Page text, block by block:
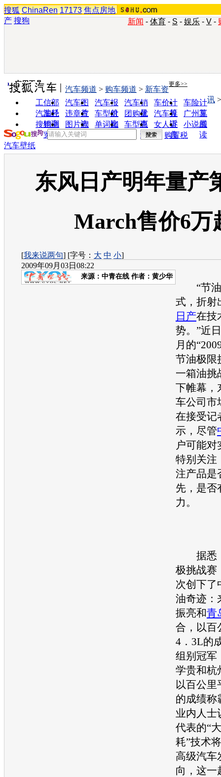
搜狐 ChinaRen 17173 焦点房地
产 搜狗 新闻 - 体育 - S - 娱乐 - V -
实用工具 更多>>
工信部
油耗
汽车图
片
汽车报
价
汽车销
量
车价计
算
车险计
算
汽车经
销商
违章查
询
车型对
比
团购优
惠
汽车投
诉
广州车
展
搜狗浏
览器
图片欣
赏
单词翻
车型查
询
女人宝
典
小说阅
读
汽车频道 > 购车频道 > 新车资
讯
购置税
汽车壁纸
东风日产明年量产
March售价6万
[我来说两句] [字号： 大 中 小]
2009年09月03日08:22
来源： 中青在线 作者：黄少华
“节油
式，折射
日产在技
势。”近
月的
节油极限
一箱油挑
下帷幕，
车公司市
在接受记
示，尽管
户可能对
特别关注
注产品是
先，是否
力。
据悉，
极挑战赛
次创下了
油奇迹：
振亮和青
合，以百
4．3L的
组别冠军
学贵和杭
以百公里
的成绩称
业内人士
代表的“
耗”技术
高级汽车
向，这一